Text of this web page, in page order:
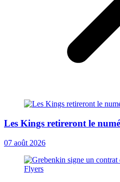
Les Kings retireront le
07 août 2026